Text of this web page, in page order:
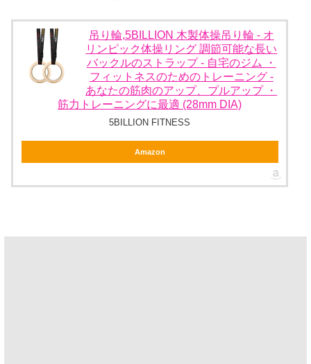
吊り輪,5BILLION 木製体操吊り輪 - オ
リンピック体操リング 調節可能な長い
バックルのストラップ - 自宅のジム ・
フィットネスのためのトレーニング -
あなたの筋肉のアップ、プルアップ ・
筋力トレーニングに最適 (28mm DIA)
5BILLION FITNESS
Amazon